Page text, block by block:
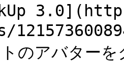
トのアバタ